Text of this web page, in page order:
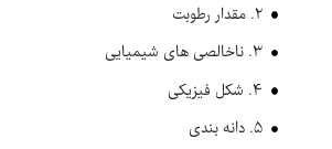
۲. مقدار رطوبت
۳. ناخالصی های شیمیایی
۴. شکل فیزیکی
۵. دانه بندی